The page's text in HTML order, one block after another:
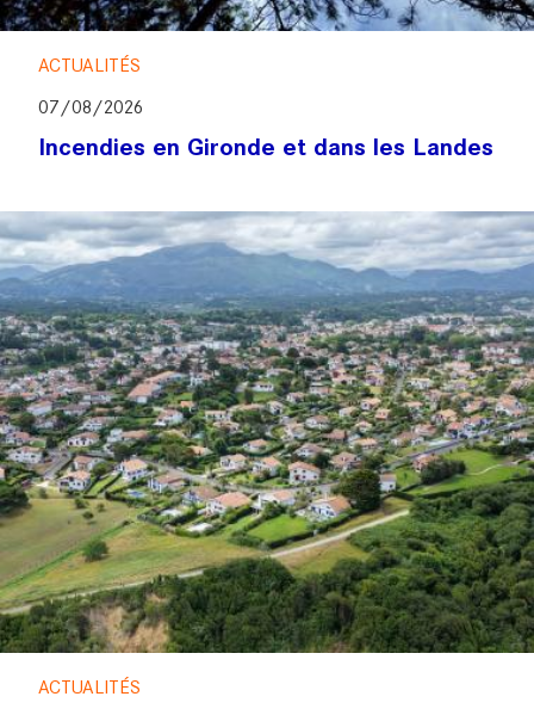
ACTUALITÉS
07/08/2026
Incendies en Gironde et dans les Landes
ACTUALITÉS